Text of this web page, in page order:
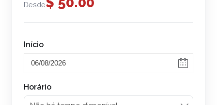
Almoço.
- Proibido tomar banho em Playa Roja
Opcional:
Regresso de Huacachina a Paracas 18:30h (8
USD adicionais)
Desde
Início
Horário